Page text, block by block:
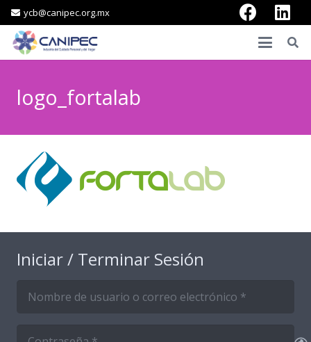
ycb@canipec.org.mx
logo_fortalab
Iniciar / Terminar Sesión